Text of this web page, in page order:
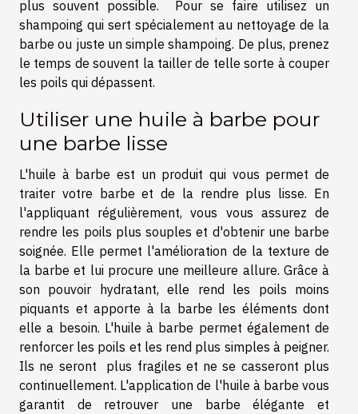
plus souvent possible. Pour se faire utilisez un
shampoing qui sert spécialement au nettoyage de la
barbe ou juste un simple shampoing. De plus, prenez
le temps de souvent la tailler de telle sorte à couper
les poils qui dépassent.
Utiliser une huile à barbe pour
une barbe lisse
L'huile à barbe est un produit qui vous permet de
traiter votre barbe et de la rendre plus lisse. En
l'appliquant régulièrement, vous vous assurez de
rendre les poils plus souples et d'obtenir une barbe
soignée. Elle permet l'amélioration de la texture de
la barbe et lui procure une meilleure allure. Grâce à
son pouvoir hydratant, elle rend les poils moins
piquants et apporte à la barbe les éléments dont
elle a besoin. L'huile à barbe permet également de
renforcer les poils et les rend plus simples à peigner.
Ils ne seront plus fragiles et ne se casseront plus
continuellement. L'application de l'huile à barbe vous
garantit de retrouver une barbe élégante et